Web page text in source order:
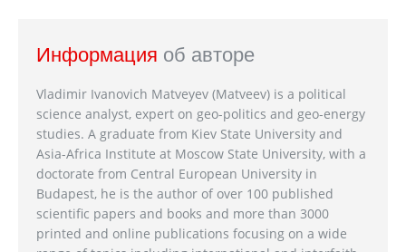
Информация об авторе
Vladimir Ivanovich Matveyev (Matveev) is a political
science analyst, expert on geo-politics and geo-energy
studies. A graduate from Kiev State University and
Asia-Africa Institute at Moscow State University, with a
doctorate from Central European University in
Budapest, he is the author of over 100 published
scientific papers and books and more than 3000
printed and online publications focusing on a wide